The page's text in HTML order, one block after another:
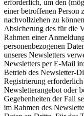
erforderlich, um den
einer betroffenen Person
nachvollziehen zu
Absicherung des für die
Rahmen einer
personenbezogenen
unseres Newsletters
Newsletters per E-Mail
Betrieb des Newsletter-
Registrierung
Newsletterangebot oder
Gegebenheiten der Fall
im Rahmen des